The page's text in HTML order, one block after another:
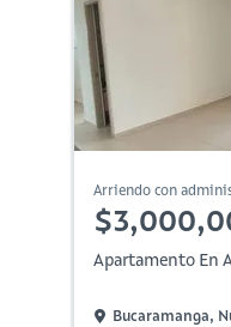
Arriendo con
Apartamento En
Bucaramanga,